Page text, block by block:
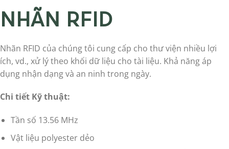
NHÃN RFID
Nhãn RFID của chúng tôi cung cấp cho thư viện nhiều lợi
ích, vd., xử lý theo khối dữ liệu cho tài liệu. Khả năng áp
dụng nhận dạng và an ninh trong ngày.
Chi tiết Kỹ thuật:
Tần số 13.56 MHz
Vật liệu polyester dẻo